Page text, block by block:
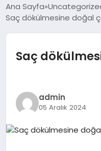
SPOR
SAĞLIK
MAGAZIN
DÜNYA
Ana Sayfa
Saç dökülmesine doğal
Saç
admin
05 Aralık 2024